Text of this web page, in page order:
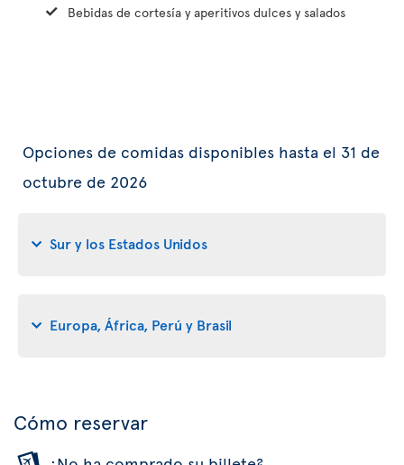
Bebidas de cortesía y aperitivos dulces y salados
Opciones de comidas disponibles hasta el 31 de
octubre de 2026
Sur y los Estados Unidos
Europa, África, Perú y Brasil
Cómo reservar